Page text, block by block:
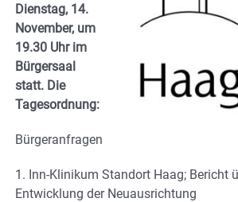
Dienstag, 14.
November, um
19.30 Uhr im
Bürgersaal
statt. Die
Tagesordnung:
Bürgeranfragen
1. Inn-Klinikum Standort Haag; Bericht
Entwicklung der Neuausrichtung